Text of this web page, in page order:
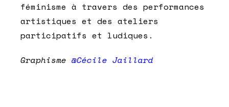
féminisme à travers des performances
artistiques et des ateliers
participatifs et ludiques.
Graphisme @Cécile Jaillard